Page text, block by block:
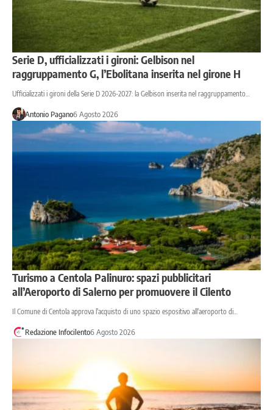
Serie D, ufficializzati i gironi: Gelbison nel
raggruppamento G, l’Ebolitana inserita nel girone H
Ufficializzati i gironi della Serie D 2026-2027: la Gelbison inserita nel raggruppamento…
Antonio Pagano6 Agosto 2026
Turismo a Centola Palinuro: spazi pubblicitari
all’Aeroporto di Salerno per promuovere il Cilento
Il Comune di Centola approva l'acquisto di uno spazio espositivo all'aeroporto di…
Redazione Infocilento6 Agosto 2026